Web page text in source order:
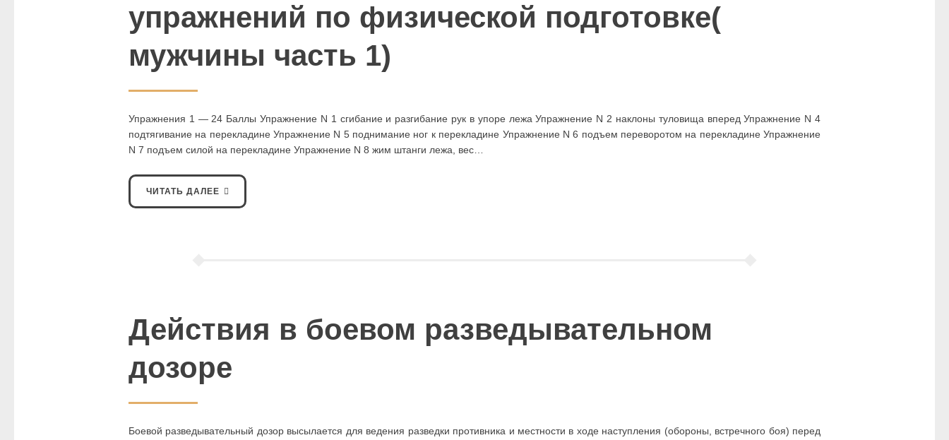
упражнений по физической подготовке(
мужчины часть 1)
Упражнения 1 — 24 Баллы Упражнение N 1 сгибание и разгибание рук в упоре лежа Упражнение N 2 наклоны туловища вперед Упражнение N 4
подтягивание на перекладине Упражнение N 5 поднимание ног к перекладине Упражнение N 6 подъем переворотом на перекладине Упражнение
N 7 подъем силой на перекладине Упражнение N 8 жим штанги лежа, вес…
ЧИТАТЬ ДАЛЕЕ
Действия в боевом разведывательном
дозоре
Боевой разведывательный дозор высылается для ведения разведки противника и местности в ходе наступления (обороны, встречного боя) перед